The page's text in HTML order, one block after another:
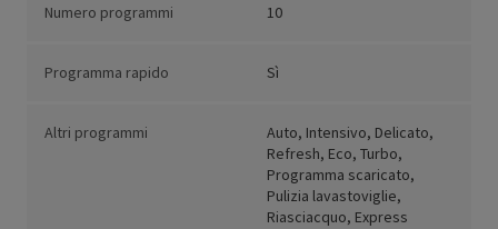
Numero programmi 10
Programma rapido Sì
Altri programmi
Auto, Intensivo, Delicato,
Refresh, Eco, Turbo,
Programma scaricato,
Pulizia lavastoviglie,
Riasciacquo, Express